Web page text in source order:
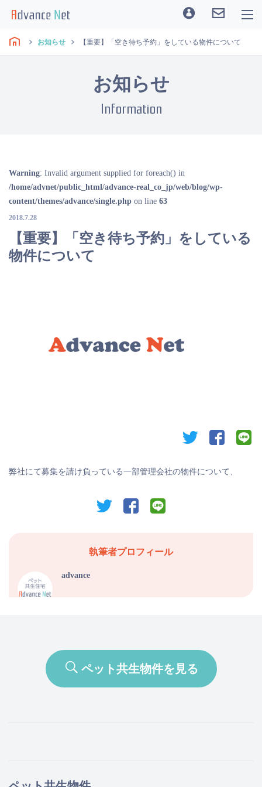
お知らせ 【重要】「空き待ち予約」をしている物件について
お知らせ
Information
Warning: Invalid argument supplied for foreach() in
/home/advnet/public_html/advance-real_co_jp/web/blog/wp-
content/themes/advance/single.php on line 63
2018.7.28
【重要】「空き待ち予約」をしている
物件について
twitter facebook
弊社にて募集を請け負っている一部管理会社の物件について、
twitter facebook
執筆者プロフィール
advance
ペット共生物件を見る